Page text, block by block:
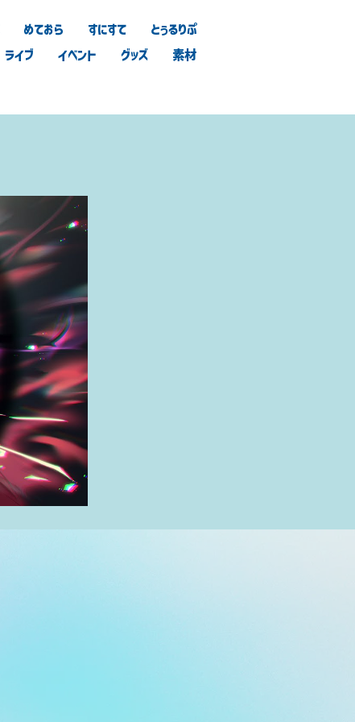
めておら すにすて
とぅるりぷ
ライブ イベント グッズ 素材